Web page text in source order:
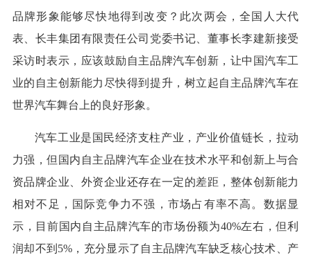
品牌形象能够尽快地得到改变？此次两会，全国人大代
表、长丰集团有限责任公司党委书记、董事长李建新接受
采访时表示，应该鼓励自主品牌汽车创新，让中国汽车工
业的自主创新能力尽快得到提升，树立起自主品牌汽车在
世界汽车舞台上的良好形象。
汽车工业是国民经济支柱产业，产业价值链长，拉动
力强，但国内自主品牌汽车企业在技术水平和创新上与合
资品牌企业、外资企业还存在一定的差距，整体创新能力
相对不足，国际竞争力不强，市场占有率不高。数据显
示，目前国内自主品牌汽车的市场份额为40%左右，但利
润却不到5%，充分显示了自主品牌汽车缺乏核心技术、产